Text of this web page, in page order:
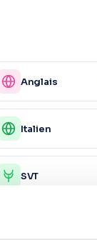
Anglais
Italien
SVT